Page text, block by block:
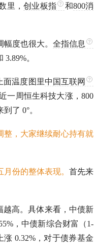
里，创业板指 和800消
度也很大。 全指信息
。
面温度图里中国互联网
一周恒生科技大涨， 800
了 0°。
整，大家继续耐心持有就
份的整体表现。 首先来
越高。具体来看，中债新
，中债新综合财富（1-
涨 0.32%，对于债券基金